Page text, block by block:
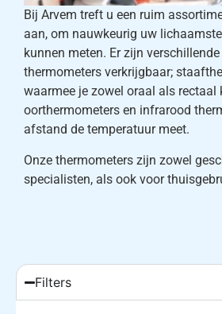
Bij Arvem treft u een ruim
aan, om nauwkeurig uw
kunnen meten. Er zijn
thermometers verkrijgbaar;
waarmee je zowel oraal als rectaal
oorthermometers en infrarood
afstand de temperatuur meet.
Onze thermometers zijn zowel
specialisten, als ook voor
Filters